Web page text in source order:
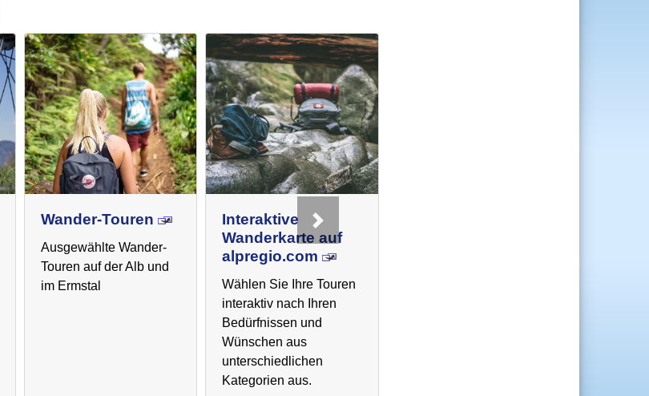
Wander-Touren
Ausgewählte Wander-
Touren auf der Alb und
im Ermstal
Interaktive
Wanderkarte auf
alpregio.com
Wählen Sie Ihre Touren
interaktiv nach Ihren
Bedürfnissen und
Wünschen aus
unterschiedlichen
Kategorien aus.
Next